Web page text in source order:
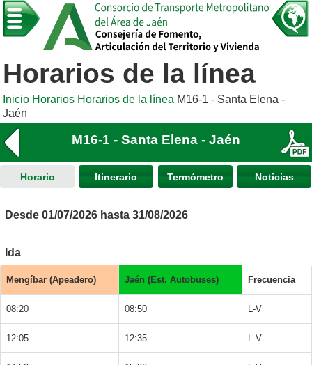
Horarios de la línea
Inicio Horarios Horarios de la línea M16-1 - Santa Elena -
Jaén
M16-1 - Santa Elena - Jaén
Horario Itinerario Termómetro Noticias
Desde 01/07/2026 hasta 31/08/2026
Ida
Mengíbar (Apeadero) Jaén (Est. Autobuses) Frecuencia
08:20 08:50 L-V
12:05 12:35 L-V